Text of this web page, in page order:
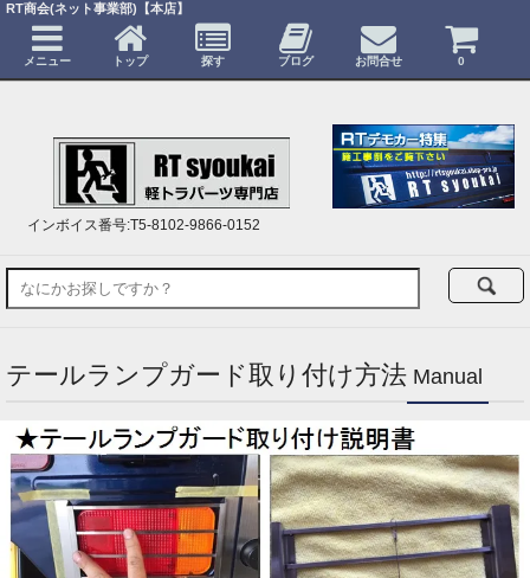
インボイス番号:T5-8102-9866-0152
テールランプガード取り付け方法 Manual
RT商会(ネット事業部)【本店】
メニュー トップ 探す ブログ お問合せ 0